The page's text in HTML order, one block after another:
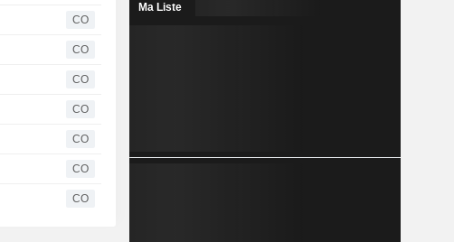
CO
CO
CO
CO
CO
CO
CO
Ma Liste